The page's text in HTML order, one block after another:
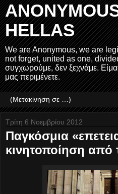
HELLAS
We are Anonymous, we are
not forget, united as one,
συγχωρούμε, δεν ξεχνάμε.
μας περιμένετε.
Τρίτη 6 Νοεμβρίου 2012
Παγκόσμια
κινητοποίηση